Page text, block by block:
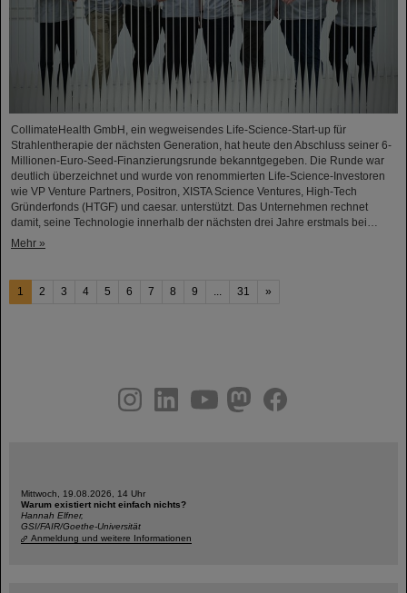
CollimateHealth GmbH, ein wegweisendes Life-Science-Start-up für
Strahlentherapie der nächsten Generation, hat heute den Abschluss seiner 6-
Millionen-Euro-Seed-Finanzierungsrunde bekanntgegeben. Die Runde war
deutlich überzeichnet und wurde von renommierten Life-Science-Investoren
wie VP Venture Partners, Positron, XISTA Science Ventures, High-Tech
Gründerfonds (HTGF) und caesar. unterstützt. Das Unternehmen rechnet
damit, seine Technologie innerhalb der nächsten drei Jahre erstmals bei…
Mehr »
1 2 3 4 5 6 7 8 9 31 »
youtubehelmholtz.socialfacebook
Mittwoch, 19.08.2026, 14 Uhr
Warum existiert nicht einfach nichts?
Hannah Elfner,
GSI/FAIR/Goethe-Universität
Anmeldung und weitere Informationen